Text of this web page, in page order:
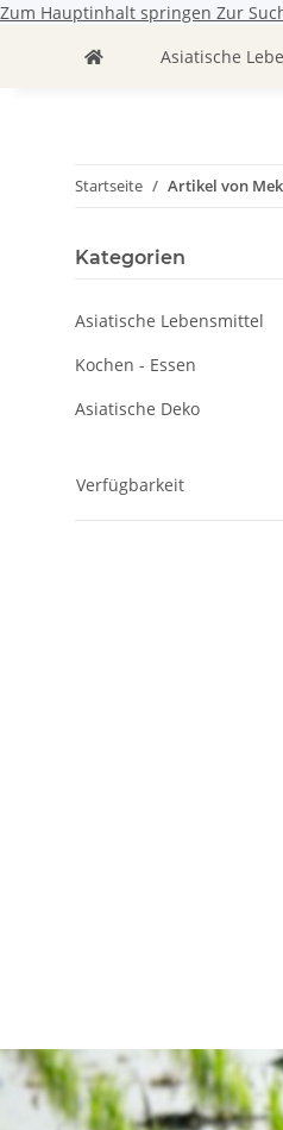
Zum Hauptinhalt springen Zur
Asiatische
Startseite Artikel von
Kategorien
Asiatische Lebensmittel
Kochen - Essen
Asiatische Deko
Verfügbarkeit